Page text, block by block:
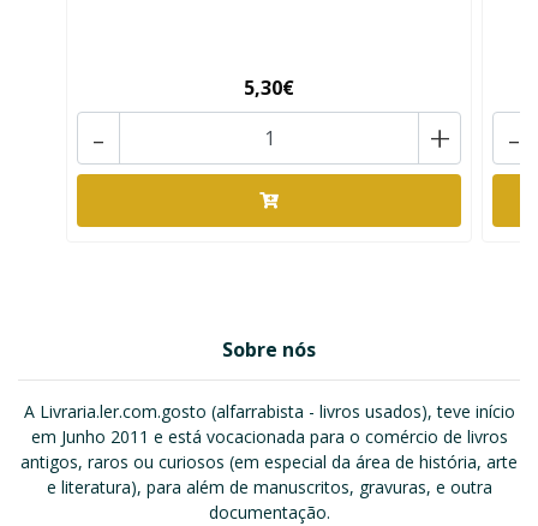
5,30€
+
- -
Sobre nós
A Livraria.ler.com.gosto (alfarrabista - livros usados), teve início
em Junho 2011 e está vocacionada para o comércio de livros
antigos, raros ou curiosos (em especial da área de história, arte
e literatura), para além de manuscritos, gravuras, e outra
documentação.